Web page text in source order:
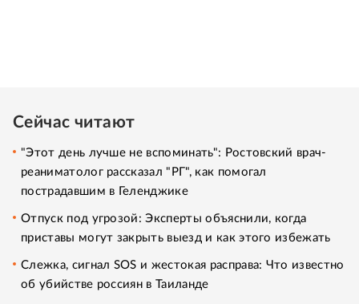
Сейчас читают
"Этот день лучше не вспоминать": Ростовский врач-
реаниматолог рассказал "РГ", как помогал
пострадавшим в Геленджике
Отпуск под угрозой: Эксперты объяснили, когда
приставы могут закрыть выезд и как этого избежать
Слежка, сигнал SOS и жестокая расправа: Что известно
об убийстве россиян в Таиланде